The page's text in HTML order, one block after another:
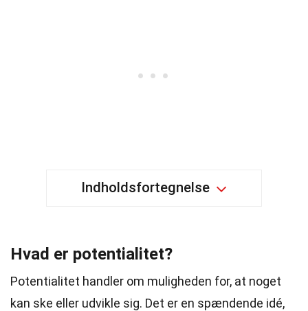
Indholdsfortegnelse
Hvad er potentialitet?
Potentialitet handler om muligheden for, at noget
kan ske eller udvikle sig. Det er en spændende idé,